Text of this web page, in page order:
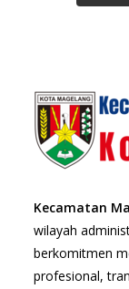
Kecamatan
wilayah
berkomitmen
profesional,